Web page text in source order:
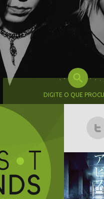
DIGITE O QUE